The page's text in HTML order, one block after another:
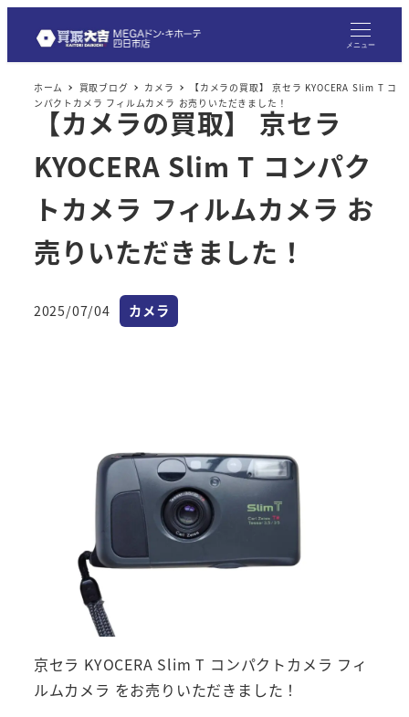
メニュー
ホーム 買取ブログ カメラ
【カメラの買取】 京セラ KYOCERA Slim T コ
ンパクトカメラ フィルムカメラ お売りいただきました！
【カメラの買取】 京セラ
KYOCERA Slim T コンパク
トカメラ フィルムカメラ お
売りいただきました！
投稿日
2025/07/04 カテゴリー
カメラ
京セラ KYOCERA Slim T コンパクトカメラ フィ
ルムカメラ をお売りいただきました！